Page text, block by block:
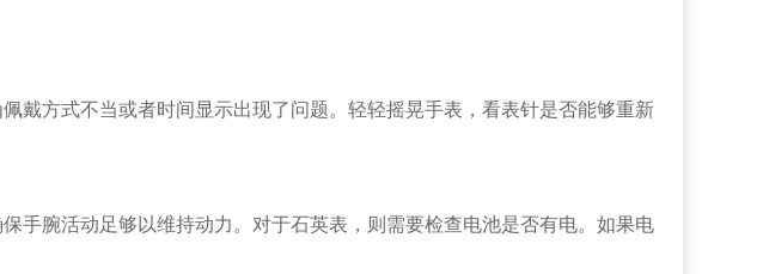
方式不当或者时间显示出现了问题。轻轻摇晃手表，看表针是否能够重新
腕活动足够以维持动力。对于石英表，则需要检查电池是否有电。如果电